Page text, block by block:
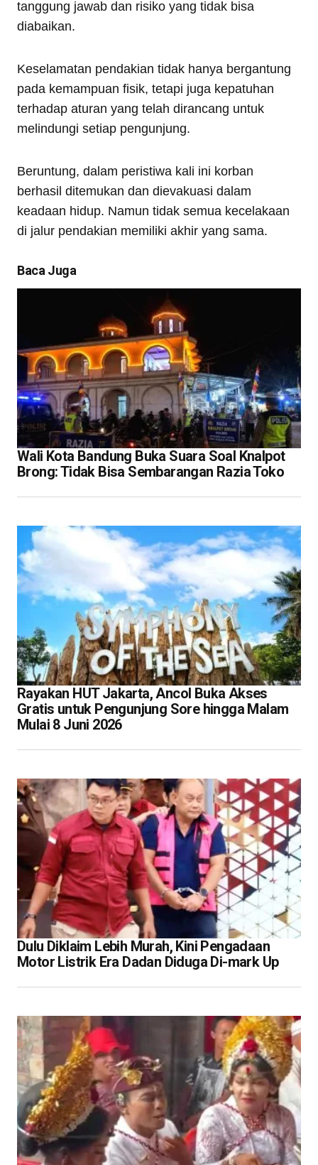
tanggung jawab dan risiko yang tidak bisa
diabaikan.
Keselamatan pendakian tidak hanya bergantung
pada kemampuan fisik, tetapi juga kepatuhan
terhadap aturan yang telah dirancang untuk
melindungi setiap pengunjung.
Beruntung, dalam peristiwa kali ini korban
berhasil ditemukan dan dievakuasi dalam
keadaan hidup. Namun tidak semua kecelakaan
di jalur pendakian memiliki akhir yang sama.
Baca Juga
Wali Kota Bandung Buka Suara Soal Knalpot
Brong: Tidak Bisa Sembarangan Razia Toko
Rayakan HUT Jakarta, Ancol Buka Akses
Gratis untuk Pengunjung Sore hingga Malam
Mulai 8 Juni 2026
Dulu Diklaim Lebih Murah, Kini Pengadaan
Motor Listrik Era Dadan Diduga Di-mark Up